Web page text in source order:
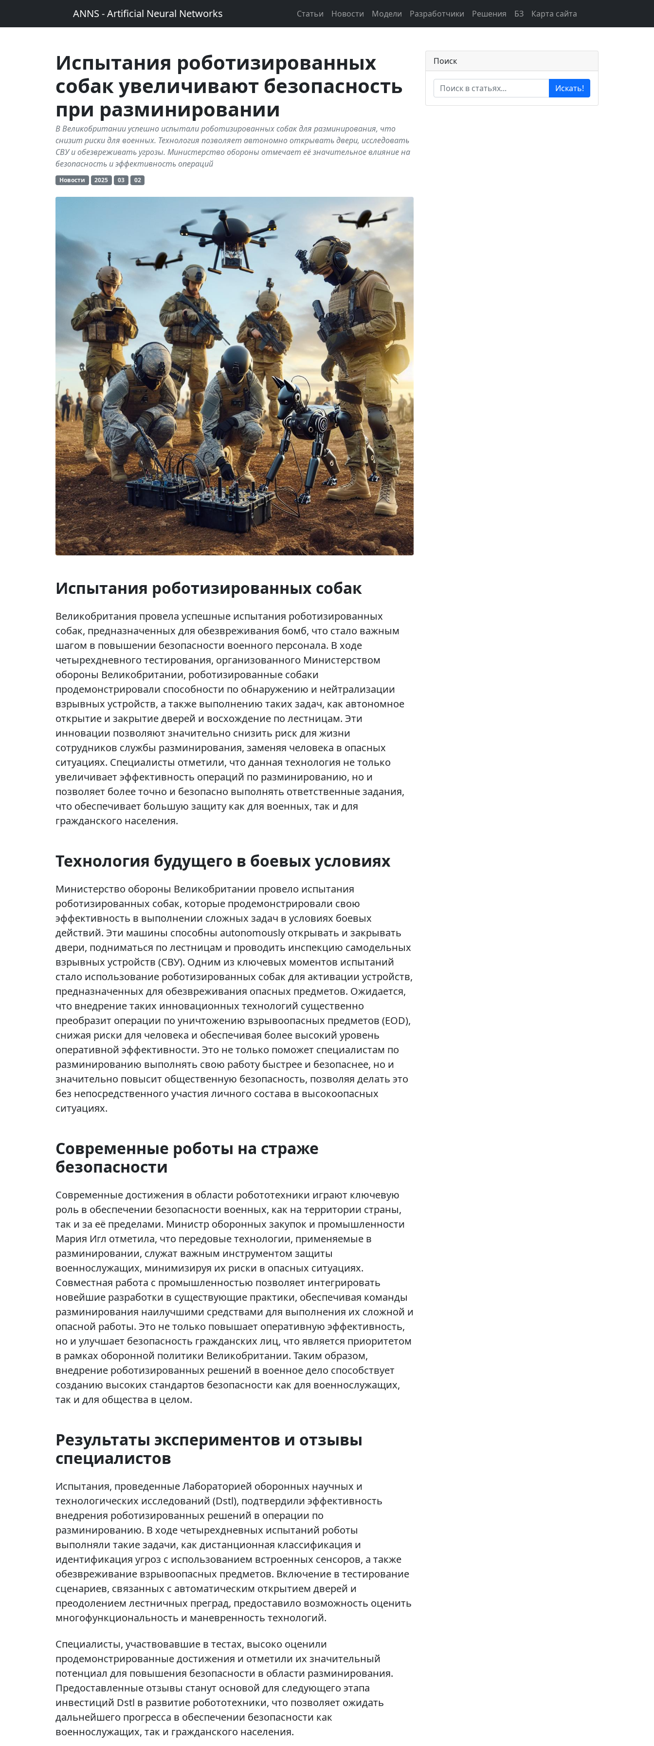
ANNS - Artificial Neural Networks Статьи Новости Модели Разработчики Решения БЗ Карта сайта
Испытания роботизированных
собак увеличивают безопасность
при разминировании
В Великобритании успешно испытали роботизированных собак для разминирования, что
снизит риски для военных. Технология позволяет автономно открывать двери, исследовать
СВУ и обезвреживать угрозы. Министерство обороны отмечает её значительное влияние на
безопасность и эффективность операций
Новости 2025 03 02
Испытания роботизированных собак
Великобритания провела успешные испытания роботизированных
собак, предназначенных для обезвреживания бомб, что стало важным
шагом в повышении безопасности военного персонала. В ходе
четырехдневного тестирования, организованного Министерством
обороны Великобритании, роботизированные собаки
продемонстрировали способности по обнаружению и нейтрализации
взрывных устройств, а также выполнению таких задач, как автономное
открытие и закрытие дверей и восхождение по лестницам. Эти
инновации позволяют значительно снизить риск для жизни
сотрудников службы разминирования, заменяя человека в опасных
ситуациях. Специалисты отметили, что данная технология не только
увеличивает эффективность операций по разминированию, но и
позволяет более точно и безопасно выполнять ответственные задания,
что обеспечивает большую защиту как для военных, так и для
гражданского населения.
Технология будущего в боевых условиях
Министерство обороны Великобритании провело испытания
роботизированных собак, которые продемонстрировали свою
эффективность в выполнении сложных задач в условиях боевых
действий. Эти машины способны autonomously открывать и закрывать
двери, подниматься по лестницам и проводить инспекцию самодельных
взрывных устройств (СВУ). Одним из ключевых моментов испытаний
стало использование роботизированных собак для активации устройств,
предназначенных для обезвреживания опасных предметов. Ожидается,
что внедрение таких инновационных технологий существенно
преобразит операции по уничтожению взрывоопасных предметов (EOD),
снижая риски для человека и обеспечивая более высокий уровень
оперативной эффективности. Это не только поможет специалистам по
разминированию выполнять свою работу быстрее и безопаснее, но и
значительно повысит общественную безопасность, позволяя делать это
без непосредственного участия личного состава в высокоопасных
ситуациях.
Современные роботы на страже
безопасности
Современные достижения в области робототехники играют ключевую
роль в обеспечении безопасности военных, как на территории страны,
так и за её пределами. Министр оборонных закупок и промышленности
Мария Игл отметила, что передовые технологии, применяемые в
разминировании, служат важным инструментом защиты
военнослужащих, минимизируя их риски в опасных ситуациях.
Совместная работа с промышленностью позволяет интегрировать
новейшие разработки в существующие практики, обеспечивая команды
разминирования наилучшими средствами для выполнения их сложной и
опасной работы. Это не только повышает оперативную эффективность,
но и улучшает безопасность гражданских лиц, что является приоритетом
в рамках оборонной политики Великобритании. Таким образом,
внедрение роботизированных решений в военное дело способствует
созданию высоких стандартов безопасности как для военнослужащих,
так и для общества в целом.
Результаты экспериментов и отзывы
специалистов
Испытания, проведенные Лабораторией оборонных научных и
технологических исследований (Dstl), подтвердили эффективность
внедрения роботизированных решений в операции по
разминированию. В ходе четырехдневных испытаний роботы
выполняли такие задачи, как дистанционная классификация и
идентификация угроз с использованием встроенных сенсоров, а также
обезвреживание взрывоопасных предметов. Включение в тестирование
сценариев, связанных с автоматическим открытием дверей и
преодолением лестничных преград, предоставило возможность оценить
многофункциональность и маневренность технологий.
Специалисты, участвовавшие в тестах, высоко оценили
продемонстрированные достижения и отметили их значительный
потенциал для повышения безопасности в области разминирования.
Предоставленные отзывы станут основой для следующего этапа
инвестиций Dstl в развитие робототехники, что позволяет ожидать
дальнейшего прогресса в обеспечении безопасности как
военнослужащих, так и гражданского населения.
Поиск
Искать!